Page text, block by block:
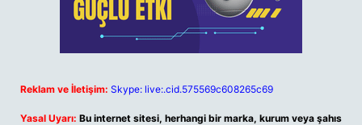
Reklam ve İletişim: Skype: live:.cid.575569c608265c69
Yasal Uyarı: Bu internet sitesi, herhangi bir marka, kurum veya şahıs